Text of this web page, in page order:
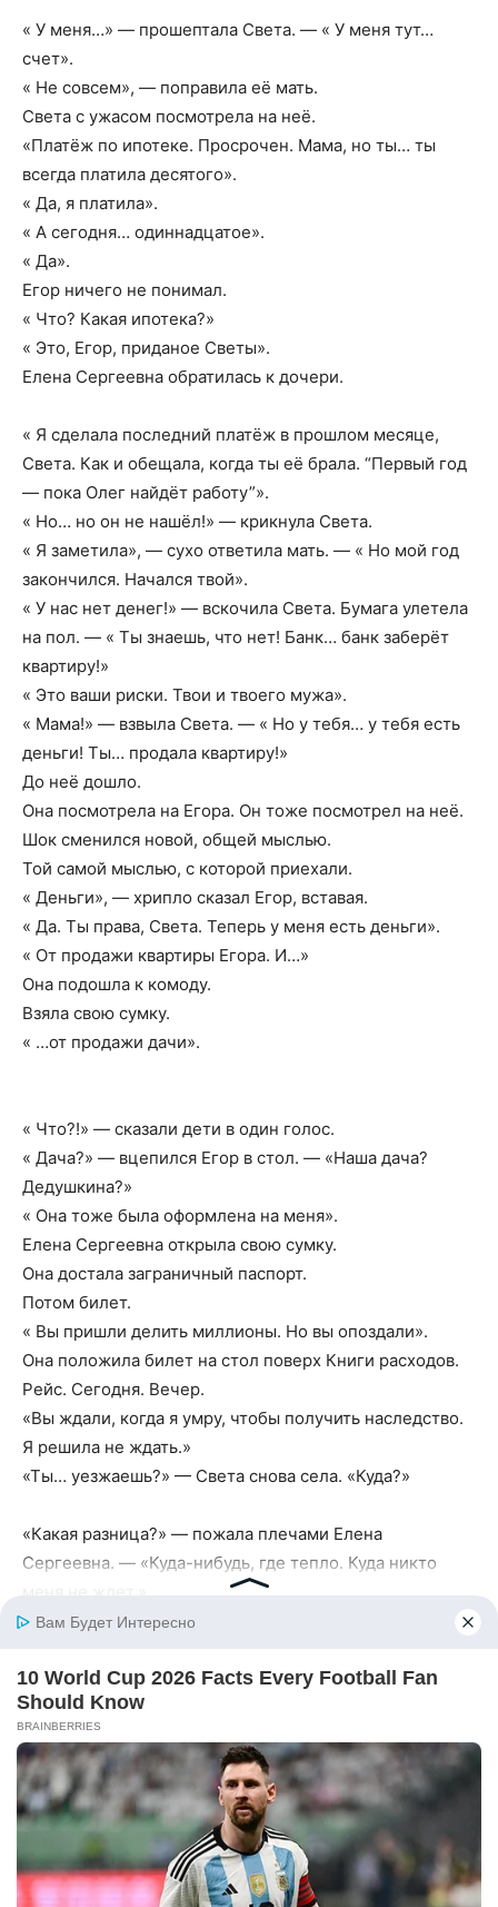
« У меня…» — прошептала Света. — « У меня тут…
счет».
« Не совсем», — поправила её мать.
Света с ужасом посмотрела на неё.
«Платёж по ипотеке. Просрочен. Мама, но ты… ты
всегда платила десятого».
« Да, я платила».
« А сегодня… одиннадцатое».
« Да».
Егор ничего не понимал.
« Что? Какая ипотека?»
« Это, Егор, приданое Светы».
Елена Сергеевна обратилась к дочери.
« Я сделала последний платёж в прошлом месяце,
Света. Как и обещала, когда ты её брала. “Первый год
— пока Олег найдёт работу”».
« Но… но он не нашёл!» — крикнула Света.
« Я заметила», — сухо ответила мать. — « Но мой год
закончился. Начался твой».
« У нас нет денег!» — вскочила Света. Бумага улетела
на пол. — « Ты знаешь, что нет! Банк… банк заберёт
квартиру!»
« Это ваши риски. Твои и твоего мужа».
« Мама!» — взвыла Света. — « Но у тебя… у тебя есть
деньги! Ты… продала квартиру!»
До неё дошло.
Она посмотрела на Егора. Он тоже посмотрел на неё.
Шок сменился новой, общей мыслью.
Той самой мыслью, с которой приехали.
« Деньги», — хрипло сказал Егор, вставая.
« Да. Ты права, Света. Теперь у меня есть деньги».
« От продажи квартиры Егора. И…»
Она подошла к комоду.
Взяла свою сумку.
« …от продажи дачи».
« Что?!» — сказали дети в один голос.
« Дача?» — вцепился Егор в стол. — «Наша дача?
Дедушкина?»
« Она тоже была оформлена на меня».
Елена Сергеевна открыла свою сумку.
Она достала заграничный паспорт.
Потом билет.
« Вы пришли делить миллионы. Но вы опоздали».
Она положила билет на стол поверх Книги расходов.
Рейс. Сегодня. Вечер.
«Вы ждали, когда я умру, чтобы получить наследство.
Я решила не ждать.»
«Ты… уезжаешь?» — Света снова села. «Куда?»
«Какая разница?» — пожала плечами Елена
Сергеевна. — «Куда-нибудь, где тепло. Куда никто
«А мы?» — спросил Егор. Его голос был пуст. — «А как
Елена Сергеевна посмотрела на него. Долго.
Она подошла к столу.
Взяла толстый конверт со Списком Расходов.
«А ты…» — она протянула конверт Егору. — «Можешь
оставить. На память.»
Егор отпрянул от него, как от огня.
«Это всё, что тебе причитается. Воспоминания о том,
сколько ты мне стоил.»